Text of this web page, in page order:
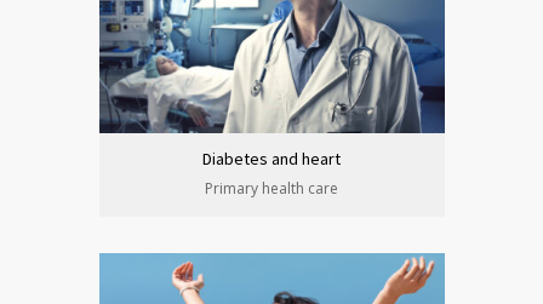
Diabetes and heart
Primary health care